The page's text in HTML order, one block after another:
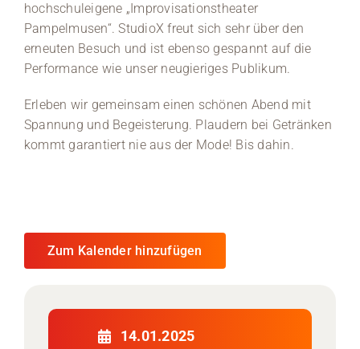
hochschuleigene „Improvisationstheater
Pampelmusen“. StudioX freut sich sehr über den
erneuten Besuch und ist ebenso gespannt auf die
Performance wie unser neugieriges Publikum.
Erleben wir gemeinsam einen schönen Abend mit
Spannung und Begeisterung. Plaudern bei Getränken
kommt garantiert nie aus der Mode! Bis dahin.
Zum Kalender hinzufügen
14.01.2025